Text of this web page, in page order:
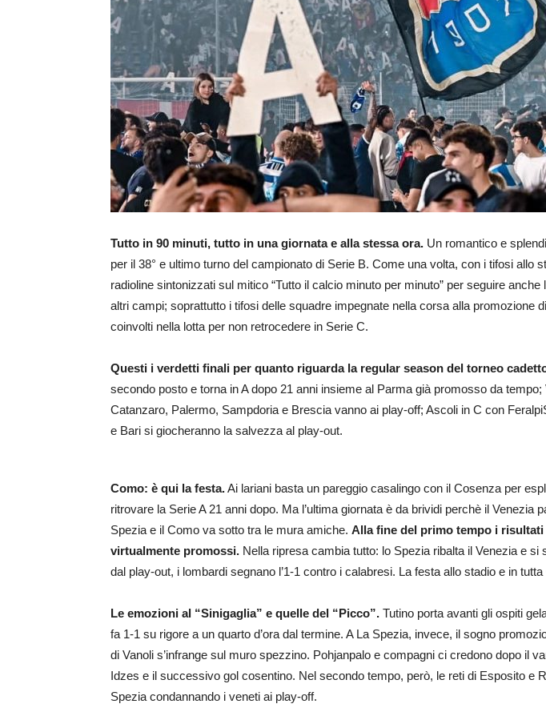
Tutto in 90 minuti, tutto in una giornata e alla stessa ora. Un romantico e
per il 38° e ultimo turno del campionato di Serie B. Come una volta, con i tifosi allo
radioline sintonizzati sul mitico “Tutto il calcio minuto per minuto” per seguire anche
altri campi; soprattutto i tifosi delle squadre impegnate nella corsa alla promozione
coinvolti nella lotta per non retrocedere in Serie C.
Questi i verdetti finali per quanto riguarda la regular season del torneo
secondo posto e torna in A dopo 21 anni insieme al Parma già promosso da
Catanzaro, Palermo, Sampdoria e Brescia vanno ai play-off; Ascoli in C con
e Bari si giocheranno la salvezza al play-out.
Como: è qui la festa.Ai lariani basta un pareggio casalingo con il Cosenza per
ritrovare la Serie A 21 anni dopo. Ma l’ultima giornata è da brividi perchè il Venezia
Spezia e il Como va sotto tra le mura amiche. Alla fine del primo tempo i
virtualmente promossi. Nella ripresa cambia tutto: lo Spezia ribalta il Venezia e si
dal play-out, i lombardi segnano l’1-1 contro i calabresi. La festa allo stadio e in
Le emozioni al “Sinigaglia” e quelle del “Picco”. Tutino porta avanti gli ospiti
fa 1-1 su rigore a un quarto d’ora dal termine. A La Spezia, invece, il sogno
di Vanoli s’infrange sul muro spezzino. Pohjanpalo e compagni ci credono dopo il
Idzes e il successivo gol cosentino. Nel secondo tempo, però, le reti di Esposito e
Spezia condannando i veneti ai play-off.